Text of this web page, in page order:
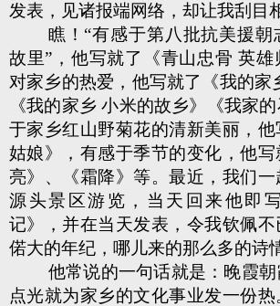
发表，见诸报端网络，却让我刮目
瞧！“有感于第八批抗美援朝
故里”，他写就了《青山忠骨 英
对家乡的热爱，他写就了《我的家
《我的家乡 小米的故乡》《我家
于家乡红山野菊花的清新美丽，
姑娘》，有感于季节的变化，他写
亮》、《霜降》等。最近，我们
源头景区游览，当天回来他即
记》，并在当天发表，令我钦佩不
偌大的年纪，哪儿来的那么多的诗
他常说的一句话就是：晚霞
点光就为家乡的文化事业发一份